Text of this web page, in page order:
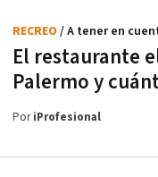
El restaurante
Palermo y
RECREO / A tener en
PoriProfesional